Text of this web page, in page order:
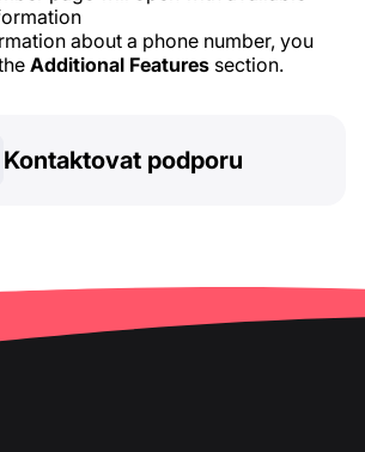
about a phone number, you
Additional Features section.
Kontaktovat podporu